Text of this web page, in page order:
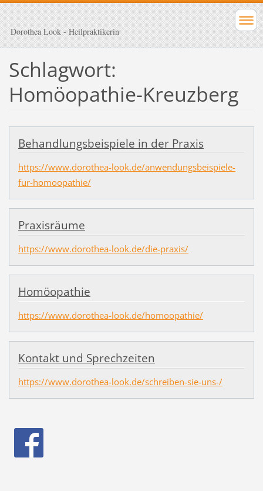
Dorothea Look - Heilpraktikerin
Schlagwort:
Homöopathie-Kreuzberg
Behandlungsbeispiele in der Praxis
https://www.dorothea-look.de/anwendungsbeispiele-
fur-homoopathie/
Praxisräume
https://www.dorothea-look.de/die-praxis/
Homöopathie
https://www.dorothea-look.de/homoopathie/
Kontakt und Sprechzeiten
https://www.dorothea-look.de/schreiben-sie-uns-/